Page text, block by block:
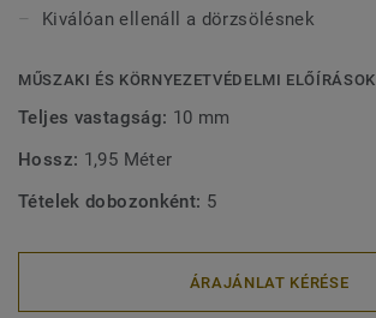
Kiválóan ellenáll a dörzsölésnek
MŰSZAKI ÉS KÖRNYEZETVÉDELMI ELŐÍRÁSOK
Teljes vastagság: 10 mm
Hossz: 1,95 Méter
Tételek dobozonként: 5
ÁRAJÁNLAT KÉRÉSE